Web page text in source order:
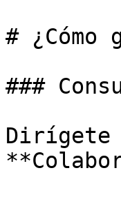
#
###
Dirígete